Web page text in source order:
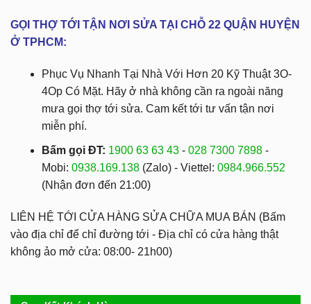
GỌI THỢ TỚI TẬN NƠI SỬA TẠI CHỖ 22 QUẬN HUYỆN
Ở TPHCM:
Phục Vụ Nhanh Tại Nhà Với Hơn 20 Kỹ Thuật 3O-
4Op Có Mặt. Hãy ở nhà không cần ra ngoài năng
mưa gọi thợ tới sửa. Cam kết tới tư vấn tận nơi
miễn phí.
Bấm gọi ĐT: 1900 63 63 43 - 028 7300 7898 -
Mobi: 0938.169.138 (Zalo) - Viettel: 0984.966.552
(Nhận đơn đến 21:00)
LIÊN HỆ TỚI CỬA HÀNG SỬA CHỮA MUA BÁN (Bấm
vào địa chỉ để chỉ đường tới - Địa chỉ có cửa hàng thật
không ảo mở cửa: 08:00- 21h00)